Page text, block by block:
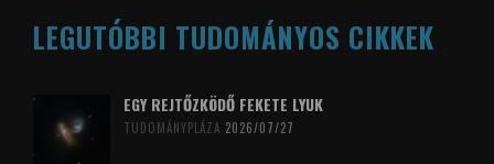
LEGUTÓBBI TUDOMÁNYOS CIKKEK
EGY REJTŐZKÖDŐ FEKETE LYUK
TUDOMÁNYPLÁZA 2026/07/27